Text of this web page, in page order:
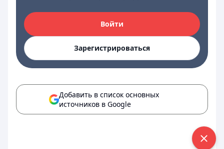
Войти
Зарегистрироваться
Добавить в список основных
источников в Google